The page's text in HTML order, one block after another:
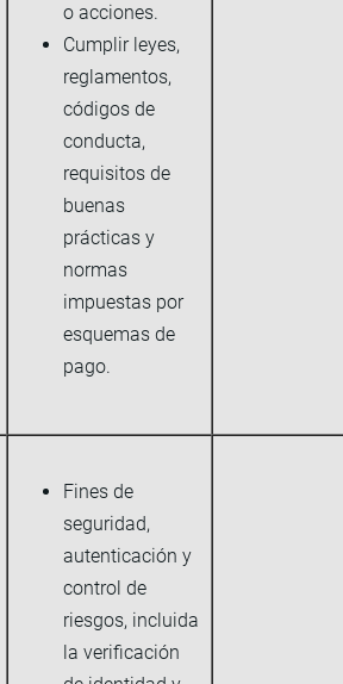
o acciones.
Cumplir leyes,
reglamentos,
códigos de
conducta,
requisitos de
buenas
prácticas y
normas
impuestas por
esquemas de
pago.
Fines de
seguridad,
autenticación y
control de
riesgos, incluida
la verificación